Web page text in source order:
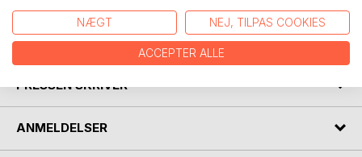
FORFATTER
PRESSEN SKRIVER
ANMELDELSER
NÆGT NEJ, TILPAS COOKIES
ACCEPTER ALLE